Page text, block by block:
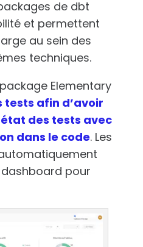
de dbt
et permettent
au sein des
techniques.
Elementary
tests afin d’avoir
des tests avec
dans le code. Les
pour